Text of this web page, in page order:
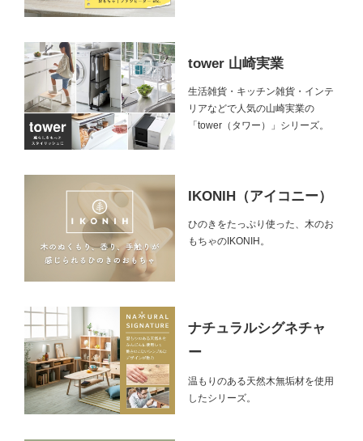
tower 山崎実業
生活雑貨・キッチン雑貨・インテ
リアなどで人気の山崎実業の
「tower（タワー）」シリーズ。
IKONIH（アイコニー）
ひのきをたっぷり使った、木のお
もちゃのIKONIH。
ナチュラルシグネチャ
ー
温もりのある天然木無垢材を使用
したシリーズ。